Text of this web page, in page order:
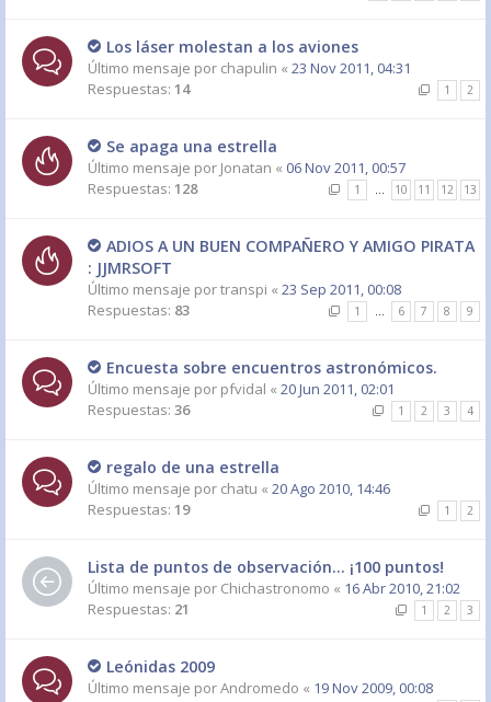
Los láser molestan a los aviones
Último mensaje por chapulin « 23 Nov 2011, 04:31
Respuestas: 14 1 2
Se apaga una estrella
Último mensaje por Jonatan « 06 Nov 2011, 00:57
Respuestas: 128 1 … 10 11 12 13
ADIOS A UN BUEN COMPAÑERO Y AMIGO PIRATA
: JJMRSOFT
Último mensaje portranspi « 23 Sep 2011, 00:08
Respuestas: 83 1 … 6 7 8 9
Encuesta sobre encuentros astronómicos.
Último mensaje por pfvidal « 20 Jun 2011, 02:01
Respuestas: 36 1 2 3 4
regalo de una estrella
Último mensaje por chatu « 20 Ago 2010, 14:46
Respuestas: 19 1 2
Lista de puntos de observación... ¡100 puntos!
Último mensaje por Chichastronomo « 16 Abr 2010, 21:02
Respuestas: 21 1 2 3
Leónidas 2009
Último mensaje porAndromedo « 19 Nov 2009, 00:08